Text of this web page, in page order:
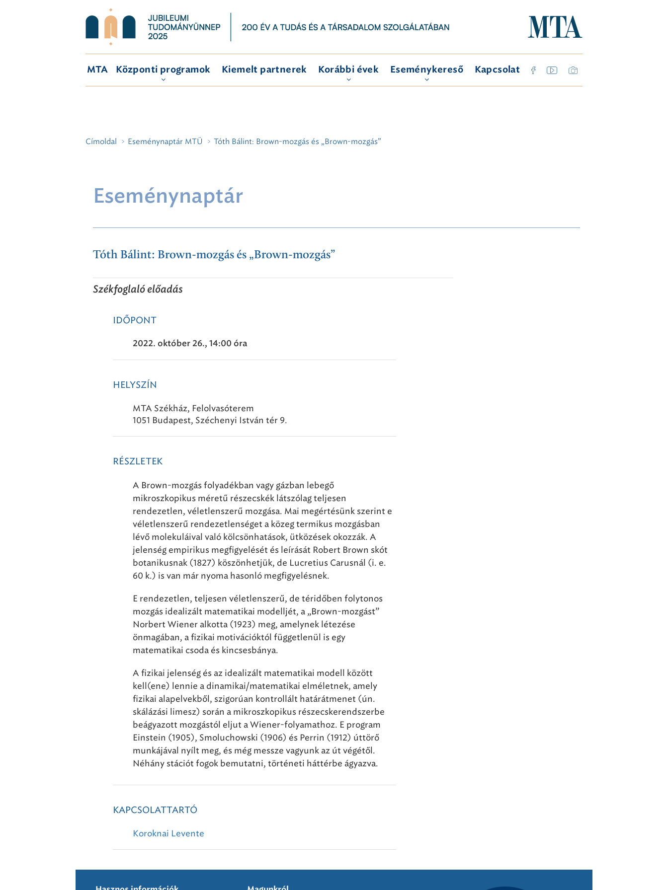
MTA Központi programok Kiemelt partnerek Korábbi évek Eseménykereső Kapcsolat
Címoldal Eseménynaptár MTÜ Tóth Bálint: Brown-mozgás és „Brown-mozgás”
Eseménynaptár
Tóth Bálint: Brown-mozgás és „Brown-mozgás”
Székfoglaló előadás
IDŐPONT
2022. október 26., 14:00 óra
HELYSZÍN
MTA Székház, Felolvasóterem
1051 Budapest, Széchenyi István tér 9.
RÉSZLETEK
A Brown-mozgás folyadékban vagy gázban lebegő
mikroszkopikus méretű részecskék látszólag teljesen
rendezetlen, véletlenszerű mozgása. Mai megértésünk szerint e
véletlenszerű rendezetlenséget a közeg termikus mozgásban
lévő molekuláival való kölcsönhatások, ütközések okozzák. A
jelenség empirikus megfigyelését és leírását Robert Brown skót
botanikusnak (1827) köszönhetjük, de Lucretius Carusnál (i. e.
60 k.) is van már nyoma hasonló megfigyelésnek.
E rendezetlen, teljesen véletlenszerű, de téridőben folytonos
mozgás idealizált matematikai modelljét, a „Brown-mozgást”
Norbert Wiener alkotta (1923) meg, amelynek létezése
önmagában, a fizikai motivációktól függetlenül is egy
matematikai csoda és kincsesbánya.
A fizikai jelenség és az idealizált matematikai modell között
kell(ene) lennie a dinamikai/matematikai elméletnek, amely
fizikai alapelvekből, szigorúan kontrollált határátmenet (ún.
skálázási limesz) során a mikroszkopikus részecskerendszerbe
beágyazott mozgástól eljut a Wiener-folyamathoz. E program
Einstein (1905), Smoluchowski (1906) és Perrin (1912) úttörő
munkájával nyílt meg, és még messze vagyunk az út végétől.
Néhány stációt fogok bemutatni, történeti háttérbe ágyazva.
KAPCSOLATTARTÓ
Koroknai Levente